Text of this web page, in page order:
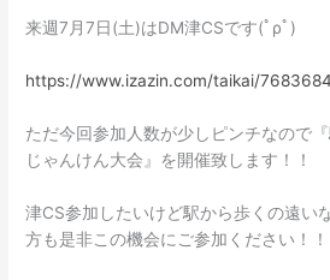
来週7月7日(土)はDM津CSです(ﾟρﾟ)
https://www.izazin.com/taikai/
ただ今回参加人数が少しピンチなので
じゃんけん大会』を開催致します！！
津CS参加したいけど駅から歩くの遠い
方も是非この機会にご参加ください！！